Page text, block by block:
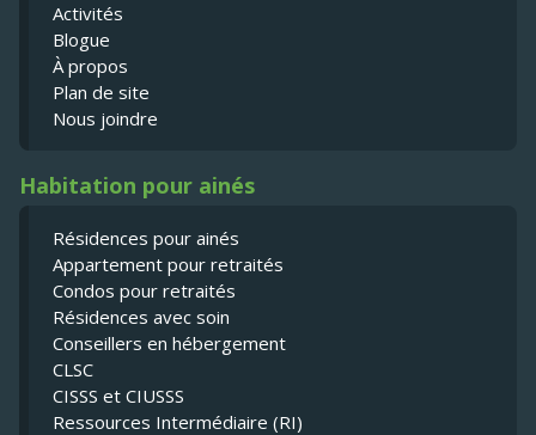
Activités
Blogue
À propos
Plan de site
Nous joindre
Habitation pour ainés
Résidences pour ainés
Appartement pour retraités
Condos pour retraités
Résidences avec soin
Conseillers en hébergement
CLSC
CISSS et CIUSSS
Ressources Intermédiaire (RI)